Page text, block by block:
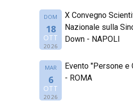
DOM
18
OTT
2026
X Convegno
Nazionale sulla
Down - NAPOLI
MAR
6
OTT
2026
Evento "Persone e
- ROMA